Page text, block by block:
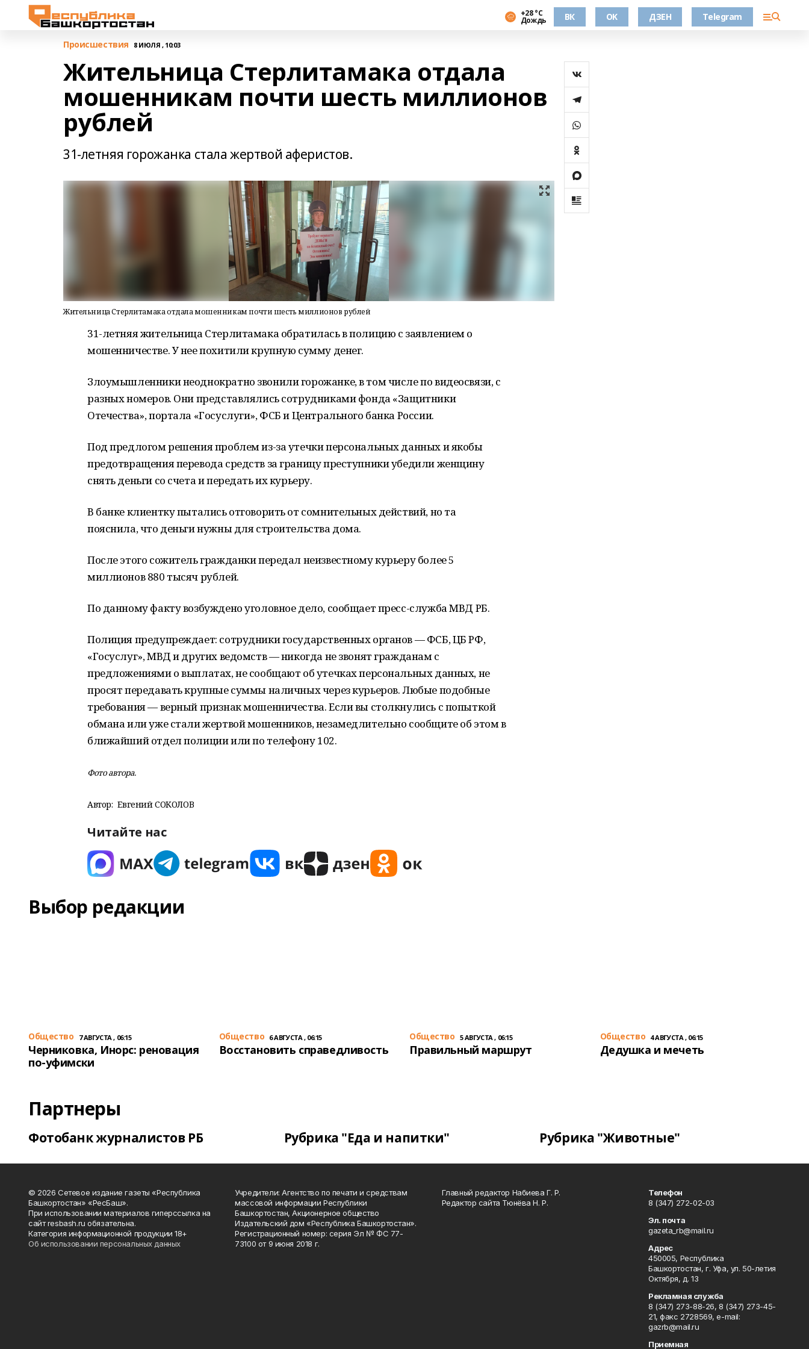
+28 °С
Дождь ВК OK ДЗЕН Telegram
Происшествия 8 ИЮЛЯ , 10:03
Жительница Стерлитамака отдала
мошенникам почти шесть миллионов
рублей
31-летняя горожанка стала жертвой аферистов.
Жительница Стерлитамака отдала мошенникам почти шесть миллионов рублей
31-летняя жительница Стерлитамака обратилась в полицию с заявлением о
мошенничестве. У нее похитили крупную сумму денег.
Злоумышленники неоднократно звонили горожанке, в том числе по видеосвязи, с
разных номеров. Они представлялись сотрудниками фонда «Защитники
Отечества», портала «Госуслуги», ФСБ и Центрального банка России.
Под предлогом решения проблем из-за утечки персональных данных и якобы
предотвращения перевода средств за границу преступники убедили женщину
снять деньги со счета и передать их курьеру.
В банке клиентку пытались отговорить от сомнительных действий, но та
пояснила, что деньги нужны для строительства дома.
После этого сожитель гражданки передал неизвестному курьеру более 5
миллионов 880 тысяч рублей.
По данному факту возбуждено уголовное дело, сообщает пресс-служба МВД РБ.
Полиция предупреждает: сотрудники государственных органов — ФСБ, ЦБ РФ,
«Госуслуг», МВД и других ведомств — никогда не звонят гражданам с
предложениями о выплатах, не сообщают об утечках персональных данных, не
просят передавать крупные суммы наличных через курьеров. Любые подобные
требования — верный признак мошенничества. Если вы столкнулись с попыткой
обмана или уже стали жертвой мошенников, незамедлительно сообщите об этом в
ближайший отдел полиции или по телефону 102.
Фото автора.
Автор: Евгений СОКОЛОВ
Читайте нас
Выбор редакции
Общество 7 АВГУСТА , 06:15
Черниковка, Инорс: реновация
по-уфимски
Общество 6 АВГУСТА , 06:15
Восстановить справедливость
Общество 5 АВГУСТА , 06:15
Правильный маршрут
Общество 4 АВГУСТА , 06:15
Дедушка и мечеть
Партнеры
Фотобанк журналистов РБ Рубрика "Еда и напитки" Рубрика "Животные"
© 2026 Сетевое издание газеты «Республика
Башкортостан» «РесБаш».
При использовании материалов гиперссылка на
сайт resbash.ru обязательна.
Категория информационной продукции 18+
Об использовании персональных данных
Учредители: Агентство по печати и средствам
массовой информации Республики
Башкортостан, Акционерное общество
Издательский дом «Республика Башкортостан».
Регистрационный номер: серия Эл № ФС 77-
73100 от 9 июня 2018 г.
Главный редактор Набиева Г. Р.
Редактор сайта Тюнёва Н. Р.
Телефон
8 (347) 272-02-03
Эл. почта
gazeta_rb@mail.ru
Адрес
450005, Республика
Башкортостан, г. Уфа, ул. 50-летия
Октября, д. 13
Рекламная служба
8 (347) 273-88-26, 8 (347) 273-45-
21, факс 2728569, e-mail:
gazrb@mail.ru
Приемная